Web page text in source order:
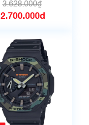
3.628.000₫
2.700.000₫